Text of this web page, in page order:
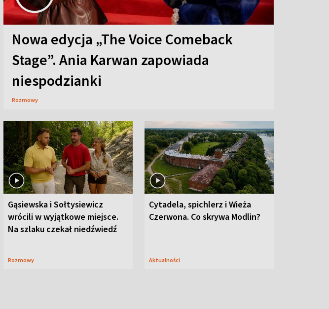
Nowa edycja „The Voice Comeback
Stage”. Ania Karwan zapowiada
niespodzianki
Rozmowy
Gąsiewska i Sołtysiewicz
wrócili w wyjątkowe miejsce.
Na szlaku czekał niedźwiedź
Rozmowy
Cytadela, spichlerz i Wieża
Czerwona. Co skrywa Modlin?
Aktualności